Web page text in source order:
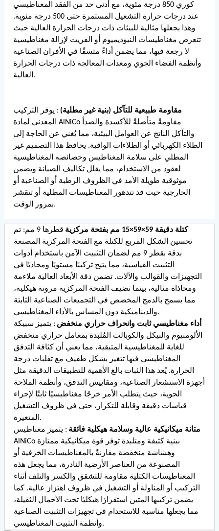
كوري 850 درجة مئوية، مع أدنى حد من الفقد المغناطيسي
عند درجات حرارة التشغيل المستمرة حتى 500 درجة مئوية.
وهذا يجعلها مثالية للبيئات ذات درجات الحرارة العالية حيث
تتعرض مغناطيسات النيوديميوم أو الفريت لإزالة مغناطيسية
لا رجعة فيها، مما يضمن أداءً متسقًا في الأفران الصناعية
وأنظمة الفضاء الجوي ومعدات المعالجة ذات درجات الحرارة
العالية.
مقاومة طبيعية للتآكل (بنية غير مطلية) : يوفر التركيب
المعدني لمادة AlNiCo مقاومةً متأصلةً للأكسدة والصدأ
والتآكل الناتج عن العوامل البيئية، مما يُغني عن الحاجة إلى
الطلاء الكهربائي أو الطلاءات الواقية. يحافظ هذا التصميم غير
المطلي على سلامة المغناطيس وخصائصه المغناطيسية
لعقود من الاستخدام، مما يقلل تكاليف الصيانة ويضمن
موثوقية طويلة الأمد في الظروف الرطبة أو الصناعية أو
الخارجية حيث قد تتدهور المغناطيسات المطلية أو تتقشر
بمرور الوقت.
كتلة دقيقة 59×59×15 مم بفتحة مركزية
قطرها 9 مم: تم
تحسين الشكل المربع للكتلة مع الفتحة المركزية المصنعة
بدقة بقطر 9 مم لضمان التثبيت الآمن باستخدام أدوات
التثبيت القياسية، مما يتيح تركيبًا مستويًا ومحاذيًا في
التجهيزات والقوالب والآلات. تضمن دقة الأبعاد العالية ملاءمة
ومحاذاة مثالية، بينما تضيف الفتحة المركزية مرونة هيكلية،
مما يسمح بالدمج المخصص في التجميعات الصناعية الثابتة
والديناميكية دون المساس بالأداء المغناطيسي.
أداء مغناطيسي ثابت وانحراف حراري منخفض : يتميز سبيكة
الألومنيوم والنيكل والكوبالت المُلبدة بمعامل حراري منخفض
للغاية للمغناطيسية المتبقية، مما يعني أن كثافة التدفق
المغناطيسي فيها تتغير بشكل طفيف مع تقلبات درجة
الحرارة. يُعد هذا الثبات بالغ الأهمية للتطبيقات الدقيقة مثل
أجهزة الاستشعار الصناعية، ومقاييس التدفق، وأنظمة الملاحة
الجوية، حيث يتطلب الأمر خرجًا مغناطيسيًا ثابتًا لإجراء
قياسات دقيقة وقابلة للتكرار، حتى في ظروف التشغيل
المتغيرة.
متانة ميكانيكية عالية وسلامة هيكلية فائقة : يتميز مغناطيس
AlNiCo ببنية كثيفة ومتلبدة توفر قوة ميكانيكية ممتازة
وهشاشة منخفضة مقارنةً بالمغناطيسات الخزفية أو
المصنوعة من العناصر الأرضية النادرة، مما يجعل هذه
المغناطيسات الكتلية مقاومة للتشقق والكسر والتلف أثناء
التركيب أو المناولة أو التشغيل في ظروف اهتزاز عالية. كما
يضمن تركيبها المتين استقرارًا هيكليًا تحت الأحمال الثقيلة،
مما يجعلها مناسبة للاستخدام في تجهيزات التثبيت الصناعية
وأنظمة التثبيت المغناطيسي.